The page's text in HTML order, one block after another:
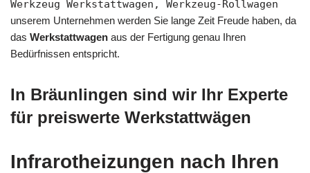
Werkzeug Werkstattwagen, Werkzeug-Rollwagen
unserem Unternehmen werden Sie lange Zeit Freude haben, da
das Werkstattwagen aus der Fertigung genau Ihren
Bedürfnissen entspricht.
In Bräunlingen sind wir Ihr Experte
für preiswerte Werkstattwägen
Infrarotheizungen nach Ihren